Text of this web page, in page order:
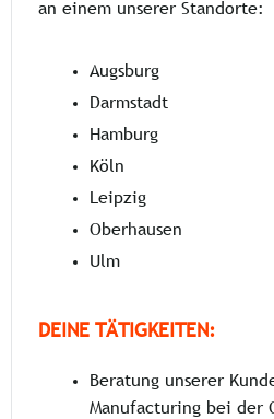
an einem unserer Standorte:
Augsburg
Darmstadt
Hamburg
Köln
Leipzig
Oberhausen
Ulm
DEINE TÄTIGKEITEN:
Beratung unserer
Manufacturing bei der